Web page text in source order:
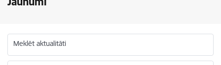
Meklēt aktualitāti